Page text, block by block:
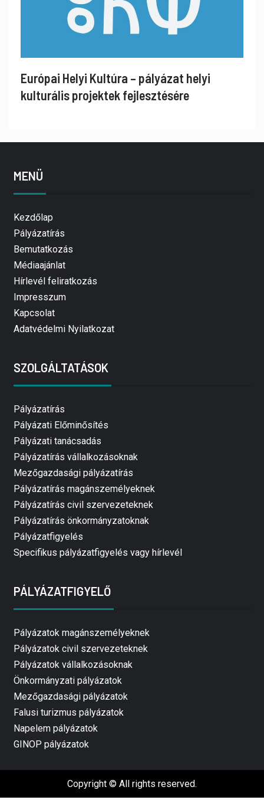
Európai Helyi Kultúra – pályázat helyi
kulturális projektek fejlesztésére
MENÜ
Kezdőlap
Pályázatírás
Bemutatkozás
Médiaajánlat
Hírlevél feliratkozás
Impresszum
Kapcsolat
Adatvédelmi Nyilatkozat
SZOLGÁLTATÁSOK
Pályázatírás
Pályázati Előminősítés
Pályázati tanácsadás
Pályázatírás vállalkozásoknak
Mezőgazdasági pályázatírás
Pályázatírás magánszemélyeknek
Pályázatírás civil szervezeteknek
Pályázatírás önkormányzatoknak
Pályázatfigyelés
Specifikus pályázatfigyelés vagy hírlevél
PÁLYÁZATFIGYELŐ
Pályázatok magánszemélyeknek
Pályázatok civil szervezeteknek
Pályázatok vállalkozásoknak
Önkormányzati pályázatok
Mezőgazdasági pályázatok
Falusi turizmus pályázatok
Napelem pályázatok
GINOP pályázatok
Copyright © All rights reserved.